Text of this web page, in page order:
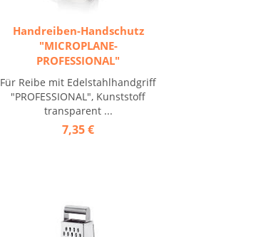
Handreiben-Handschutz
"MICROPLANE-
PROFESSIONAL"
Für Reibe mit Edelstahlhandgriff
"PROFESSIONAL", Kunststoff
transparent ...
7,35 €